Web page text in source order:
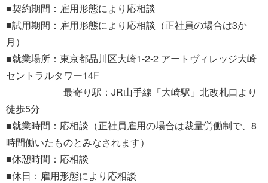
■契約期間：雇用形態により応相談
■試用期間：雇用形態により応相談（正社員の場合は3か
月）
■就業場所：東京都品川区大崎1-2-2 アートヴィレッジ大崎
セントラルタワー14F
最寄り駅：JR山手線「大崎駅」北改札口より
徒歩5分
■就業時間：応相談（正社員雇用の場合は裁量労働制で、8
時間働いたものとみなされます）
■休憩時間：応相談
■休日：雇用形態により応相談